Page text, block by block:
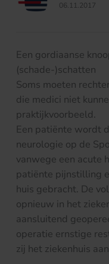
06.11.2017
Een gordiaanse
(schade-)schatten
Soms moeten
die medici niet
praktijkvoorbeeld.
Een patiënte wordt
neurologie op de
vanwege een acute
patiënte pijnstilling
huis gebracht. De
opnieuw in het
aansluitend
operatie ernstige
zij het ziekenhuis